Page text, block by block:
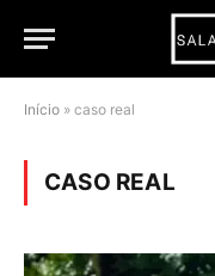
Início » caso real
CASO REAL